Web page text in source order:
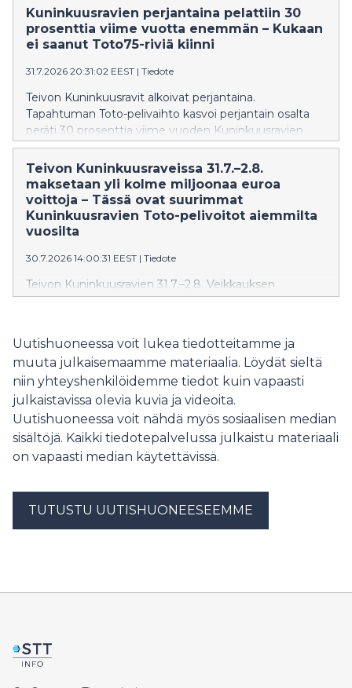
Kuninkuusravien perjantaina pelattiin 30
prosenttia viime vuotta enemmän – Kukaan
ei saanut Toto75-riviä kiinni
31.7.2026 20:31:02 EEST | Tiedote
Teivon Kuninkuusravit alkoivat perjantaina.
Tapahtuman Toto-pelivaihto kasvoi perjantain osalta
peräti 30 prosenttia viime vuoden Kuninkuusravien
perjantaihin verrattuna.
Teivon Kuninkuusraveissa 31.7.–2.8.
maksetaan yli kolme miljoonaa euroa
voittoja – Tässä ovat suurimmat
Kuninkuusravien Toto-pelivoitot aiemmilta
vuosilta
30.7.2026 14:00:31 EEST | Tiedote
Teivon Kuninkuusravien 31.7.–2.8. Veikkauksen
kohteisiin pelataan Toto-pelejä useilla miljoonilla
voitettu suuria voittopotteja.
Uutishuoneessa voit lukea tiedotteitamme ja
muuta julkaisemaamme materiaalia. Löydät sieltä
niin yhteyshenkilöidemme tiedot kuin vapaasti
julkaistavissa olevia kuvia ja videoita.
Uutishuoneessa voit nähdä myös sosiaalisen median
sisältöjä. Kaikki tiedotepalvelussa julkaistu materiaali
on vapaasti median käytettävissä.
TUTUSTU UUTISHUONEESEEMME